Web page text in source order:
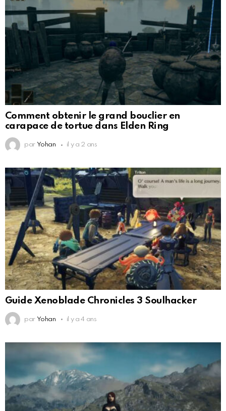
Comment obtenir le grand bouclier en
carapace de tortue dans Elden Ring
par Yohan il y a 2 ans
Guide Xenoblade Chronicles 3 Soulhacker
par Yohan il y a 4 ans